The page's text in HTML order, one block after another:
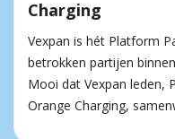
Charging
Vexpan is hét Platform
betrokken partijen
Mooi dat Vexpan leden,
Orange Charging,